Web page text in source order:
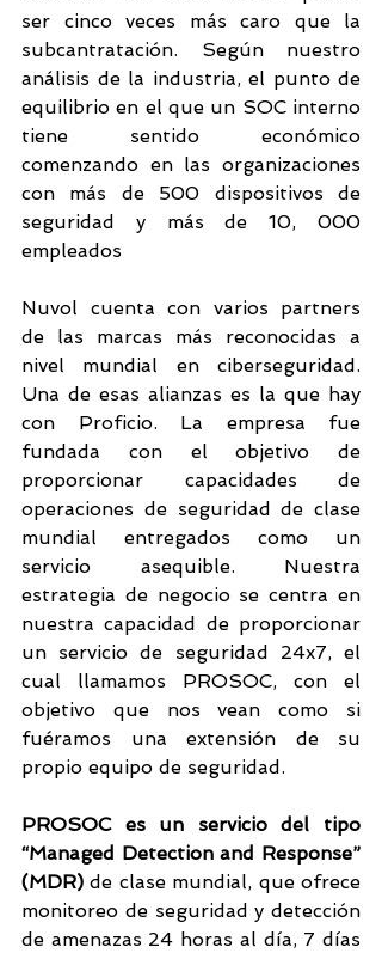
ser cinco veces más caro que la
subcantratación. Según nuestro
análisis de la industria, el punto de
equilibrio en el que un SOC interno
tiene sentido económico
comenzando en las organizaciones
con más de 500 dispositivos de
seguridad y más de 10, 000
empleados
Nuvol
cuenta con varios partners
de las marcas más reconocidas a
nivel mundial en ciberseguridad.
Una de esas alianzas es la que hay
con Proficio. La empresa fue
fundada con el objetivo de
proporcionar capacidades de
operaciones de seguridad de clase
mundial entregados como un
servicio asequible. Nuestra
estrategia de negocio se centra en
nuestra capacidad de proporcionar
un servicio de seguridad 24x7, el
cual llamamos PROSOC, con el
objetivo que nos vean como si
fuéramos una extensión de su
propio equipo de seguridad.
PROSOC es un servicio del tipo
“Managed Detection and Response”
(MDR) de clase mundial, que ofrece
monitoreo de seguridad y detección
de amenazas 24 horas al día, 7 días